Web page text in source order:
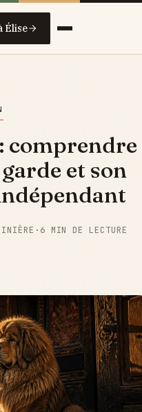
Élise
comprendre
et son
· 6 MIN DE LECTURE